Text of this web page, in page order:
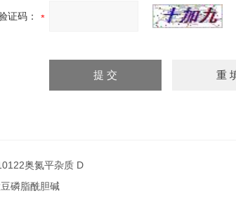
证码：
奥氮平杂质 D
磷脂酰胆碱